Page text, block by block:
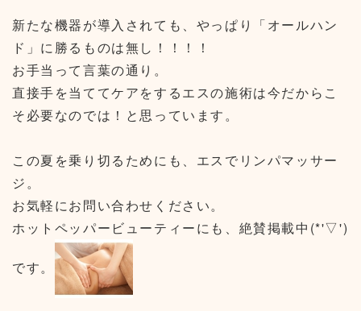
新たな機器が導入されても、やっぱり「オールハン
ド」に勝るものは無し！！！！
お手当って言葉の通り。
直接手を当ててケアをするエスの施術は今だからこ
そ必要なのでは！と思っています。
この夏を乗り切るためにも、エスでリンパマッサー
ジ。
お気軽にお問い合わせください。
ホットペッパービューティーにも、絶賛掲載中(*'▽')
です。